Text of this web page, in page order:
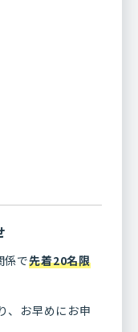
係で先着20名限
、お早めにお申